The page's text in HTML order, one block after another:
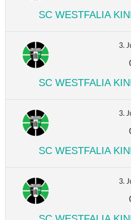
SC WESTFALIA
3.
SC WESTFALIA
3.
SC WESTFALIA
3.